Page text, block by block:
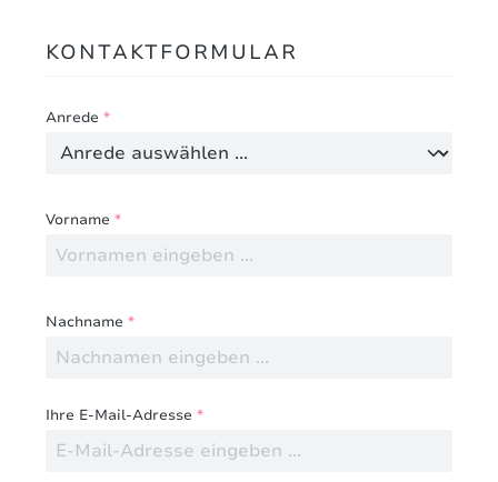
KONTAKTFORMULAR
Anrede *
Vorname *
Nachname *
Ihre E-Mail-Adresse *